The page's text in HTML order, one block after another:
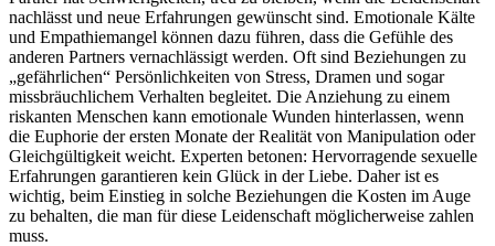
nachlässt und neue Erfahrungen gewünscht sind. Emotionale Kälte
und Empathiemangel können dazu führen, dass die Gefühle des
anderen Partners vernachlässigt werden. Oft sind Beziehungen zu
„gefährlichen“ Persönlichkeiten von Stress, Dramen und sogar
missbräuchlichem Verhalten begleitet. Die Anziehung zu einem
riskanten Menschen kann emotionale Wunden hinterlassen, wenn
die Euphorie der ersten Monate der Realität von Manipulation oder
Gleichgültigkeit weicht. Experten betonen: Hervorragende sexuelle
Erfahrungen garantieren kein Glück in der Liebe. Daher ist es
wichtig, beim Einstieg in solche Beziehungen die Kosten im Auge
zu behalten, die man für diese Leidenschaft möglicherweise zahlen
muss.